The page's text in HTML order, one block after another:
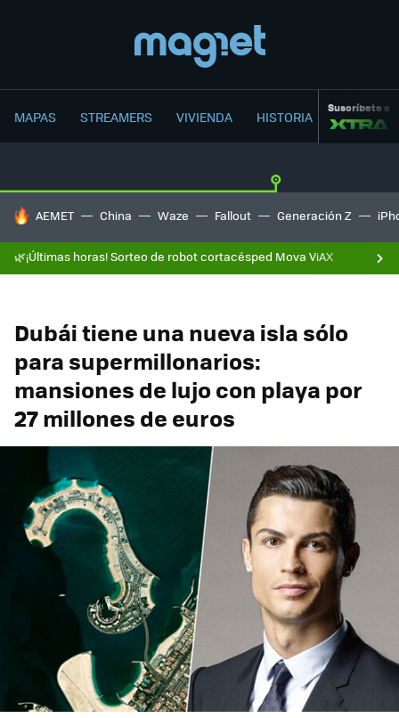
MAPAS STREAMERS VIVIENDA HISTORIA Suscríbete a
HOY SE HABLA DE
AEMET China Waze Fallout Generación Z
🌿¡Últimas horas! Sorteo de robot cortacésped Mova ViAX
Dubái tiene una nueva isla sólo
para supermillonarios:
mansiones de lujo con playa por
27 millones de euros